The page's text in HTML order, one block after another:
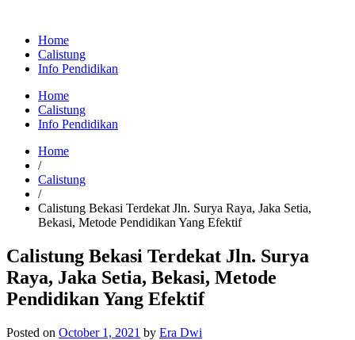
Home
Calistung
Info Pendidikan
Home
Calistung
Info Pendidikan
Home
/
Calistung
/
Calistung Bekasi Terdekat Jln. Surya Raya, Jaka Setia,
Bekasi, Metode Pendidikan Yang Efektif
Calistung Bekasi Terdekat Jln. Surya
Raya, Jaka Setia, Bekasi, Metode
Pendidikan Yang Efektif
Posted on October 1, 2021 by Era Dwi